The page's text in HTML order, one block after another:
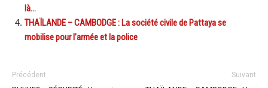
là…
THAÏLANDE – CAMBODGE : La société civile de Pattaya se
mobilise pour l’armée et la police
Précédent Suivant